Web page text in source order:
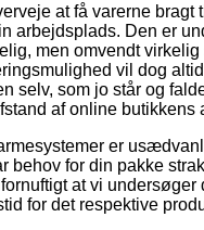
at få varerne bragt
arbejdsplads. Den er
men omvendt virkelig
vil dog
selv, som jo står og
af online butikkens
er
behov for din pakke
at vi undersøger
for det respektive